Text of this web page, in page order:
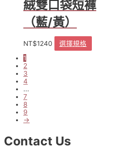
在
產
品
面
絨雙口袋短褲
（藍/黃）
NT$1240 選擇規格
1
2
3
4
...
7
8
9
→
Contact Us